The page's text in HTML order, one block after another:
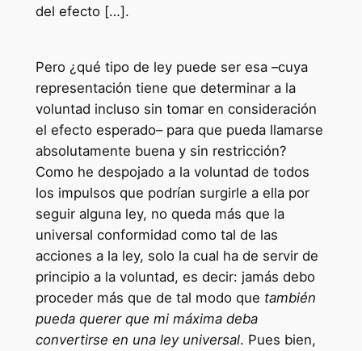
del efecto […].
Pero ¿qué tipo de ley puede ser esa –cuya
representación tiene que determinar a la
voluntad incluso sin tomar en consideración
el efecto esperado– para que pueda llamarse
absolutamente buena y sin restricción?
Como he despojado a la voluntad de todos
los impulsos que podrían surgirle a ella por
seguir alguna ley, no queda más que la
universal conformidad como tal de las
acciones a la ley, solo la cual ha de servir de
principio a la voluntad, es decir: jamás debo
proceder más que de tal modo que también
pueda querer que mi máxima deba
convertirse en una ley universal. Pues bien,